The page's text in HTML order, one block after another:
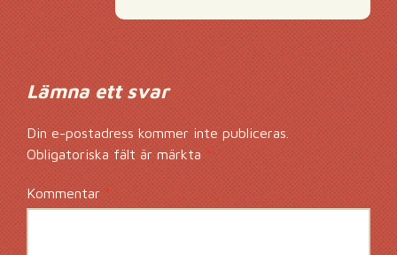
Lämna ett svar
Din e-postadress kommer inte publiceras.
Obligatoriska fält är märkta*
Kommentar*